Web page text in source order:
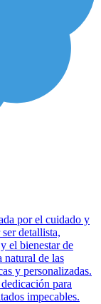
por el cuidado y
detallista,
el bienestar de
natural de las
y personalizadas.
para
impecables.